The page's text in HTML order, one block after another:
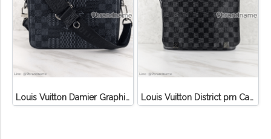
Louis Vuitton Damier Graphite 3D Canvas Studio Messenger Louis Vuitton District pm Canvas Graphite